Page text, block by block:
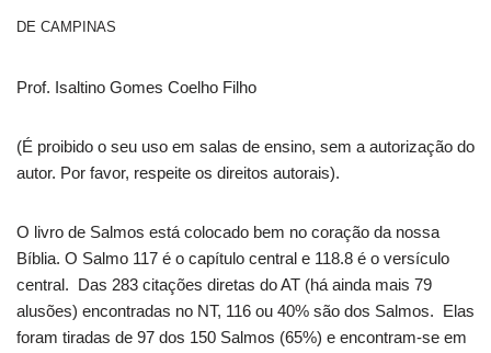
DE CAMPINAS
Prof. Isaltino Gomes Coelho Filho
(É proibido o seu uso em salas de ensino, sem a autorização do
autor. Por favor, respeite os direitos autorais).
O livro de Salmos está colocado bem no coração da nossa
Bíblia. O Salmo 117 é o capítulo central e 118.8 é o versículo
central. Das 283 citações diretas do AT (há ainda mais 79
alusões) encontradas no NT, 116 ou 40% são dos Salmos. Elas
foram tiradas de 97 dos 150 Salmos (65%) e encontram-se em